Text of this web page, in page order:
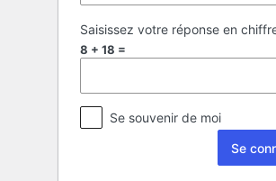
Saisissez votre réponse en
8 + 18 =
Se souvenir de moi